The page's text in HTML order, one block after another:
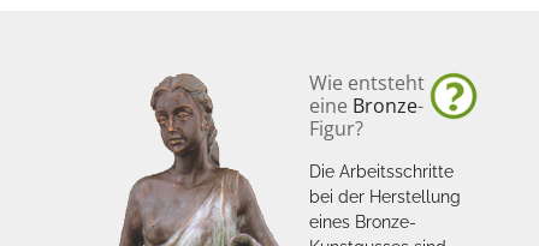
Wie entsteht
eine Bronze-
Figur?
Die Arbeitsschritte
bei der Herstellung
eines Bronze-